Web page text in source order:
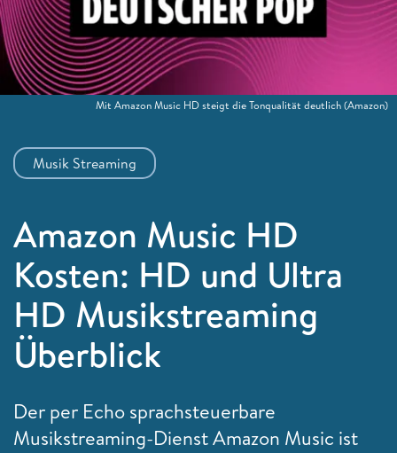
Musik Streaming
Amazon Music HD
Kosten: HD und Ultra
HD Musikstreaming
Überblick
Der per Echo sprachsteuerbare
Musikstreaming-Dienst Amazon Music ist
Mit Amazon Music HD steigt die Tonqualität deutlich(Amazon)